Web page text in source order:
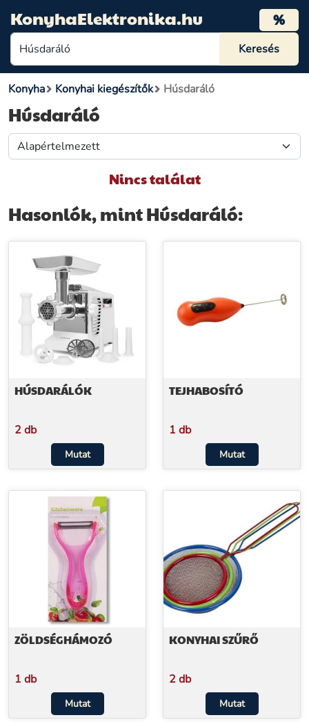
KonyhaElektronika.hu %
Konyha Konyhai kiegészítők Húsdaráló
Húsdaráló
Nincs találat
Hasonlók, mint Húsdaráló:
HÚSDARÁLÓK
2 db
Mutat
TEJHABOSÍTÓ
1 db
Mutat
ZÖLDSÉGHÁMOZÓ
1 db
Mutat
KONYHAI SZŰRŐ
2 db
Mutat